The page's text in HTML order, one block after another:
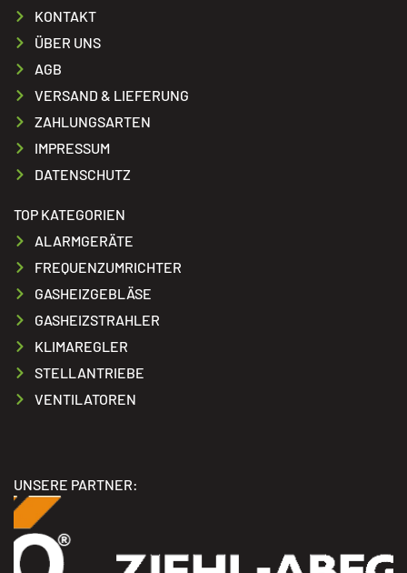
KONTAKT
ÜBER UNS
AGB
VERSAND & LIEFERUNG
ZAHLUNGSARTEN
IMPRESSUM
DATENSCHUTZ
TOP KATEGORIEN
ALARMGERÄTE
FREQUENZUMRICHTER
GASHEIZGEBLÄSE
GASHEIZSTRAHLER
KLIMAREGLER
STELLANTRIEBE
VENTILATOREN
UNSERE PARTNER: